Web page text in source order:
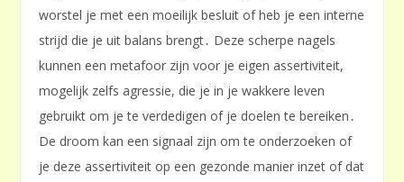
worstel je met een moeilijk besluit of heb je een interne
strijd die je uit balans brengt․ Deze scherpe nagels
kunnen een metafoor zijn voor je eigen assertiviteit,
mogelijk zelfs agressie, die je in je wakkere leven
gebruikt om je te verdedigen of je doelen te bereiken․
De droom kan een signaal zijn om te onderzoeken of
je deze assertiviteit op een gezonde manier inzet of dat